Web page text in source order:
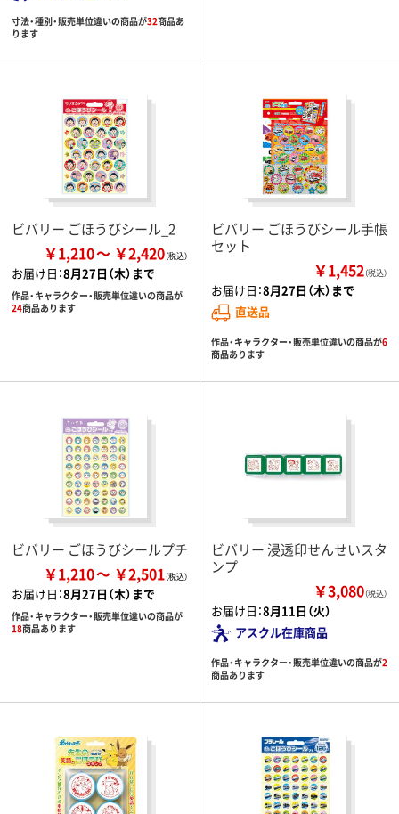
寸法・種別・販売単位違いの商品が32商品あ
ります
ビバリー ごほうびシール_2
￥1,210 ￥2,420
お届け日：8月27日（木）まで
作品・キャラクター・販売単位違いの商品が
24商品あります
ビバリー ごほうびシール手帳
セット
￥1,452（税込）
お届け日：8月27日（木）まで
直送品
作品・キャラクター・販売単位違いの商品が6
商品あります
ビバリー ごほうびシールプチ
￥1,210 ￥2,501
お届け日：8月27日（木）まで
作品・キャラクター・販売単位違いの商品が
18商品あります
ビバリー 浸透印せんせいスタ
ンプ
￥3,080（税込）
お届け日：8月11日（火）
アスクル在庫商品
作品・キャラクター・販売単位違いの商品が2
商品あります